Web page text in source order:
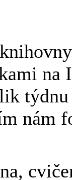
na
týdnu
nám